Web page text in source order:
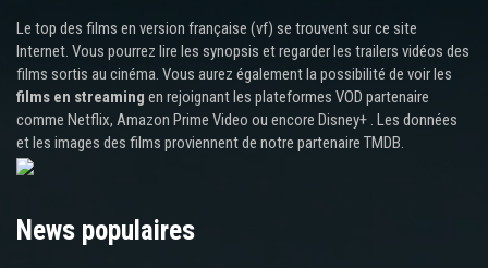
Le top des films en version française (vf) se trouvent sur ce site
Internet. Vous pourrez lire les synopsis et regarder les trailers vidéos des
films sortis au cinéma. Vous aurez également la possibilité de voir les
films en streaming en rejoignant les plateformes VOD partenaire
comme Netflix, Amazon Prime Video ou encore Disney+ . Les données
et les images des films proviennent de notre partenaire TMDB.
News populaires